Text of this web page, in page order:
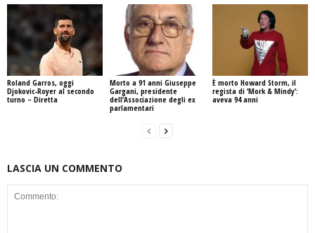
Roland Garros, oggi
Djokovic-Royer al secondo
turno – Diretta
Morto a 91 anni Giuseppe
Gargani, presidente
dell’Associazione degli ex
parlamentari
È morto Howard Storm, il
regista di ‘Mork & Mindy’:
aveva 94 anni
LASCIA UN COMMENTO